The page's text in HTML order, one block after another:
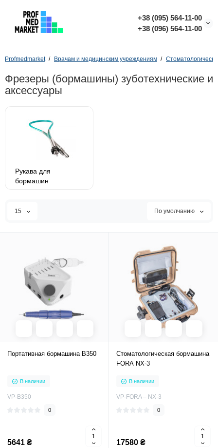
+38 (095) 564-11-00
+38 (096) 564-11-00
Profmedmarket Врачам и медицинским учреждениям
Фрезеры (бормашины) зуботехнические и
аксессуары
Рукава для
бормашин
15 По умолчанию
Портативная бормашина B350
В наличии
VP-B350
0
5641 ₴
Стоматологическая бормашина
FORA NX-3
В наличии
VP-FORA – NX-3
0
17580 ₴